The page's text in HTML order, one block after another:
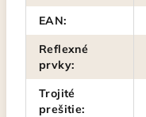
EAN:
Reflexné
prvky:
Trojité
prešitie: